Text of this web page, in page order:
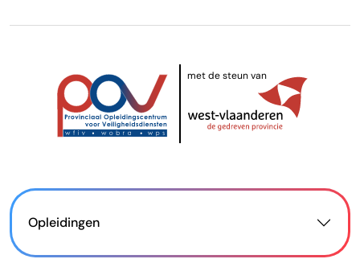
met de steun van
Opleidingen